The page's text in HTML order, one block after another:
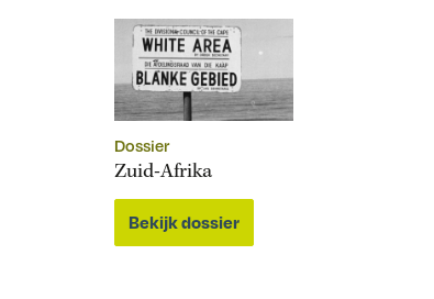
Dossier
Zuid-Afrika
Bekijk dossier